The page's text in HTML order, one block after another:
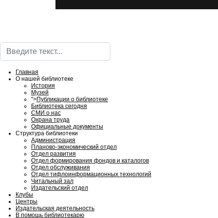
Поиск
Главная
О нашей библиотеке
История
Музей
">Публикации о библиотеке
Библиотека сегодня
СМИ о нас
Охрана труда
Официальные документы
Структура библиотеки
Администрация
Планово-экономический отдел
Отдел развития
Отдел формирования фондов и каталогов
Отдел обслуживания
Отдел тифлоинформационных технологий
Читальный зал
Издательский отдел
Клубы
Центры
Издательская деятельность
В помощь библиотекарю